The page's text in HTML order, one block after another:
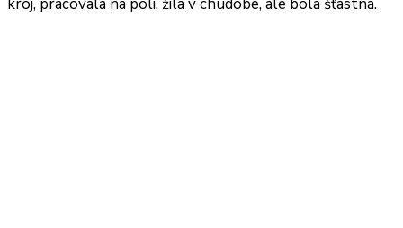
kroj, pracovala na poli, žila v chudobe, ale bola šťastná.